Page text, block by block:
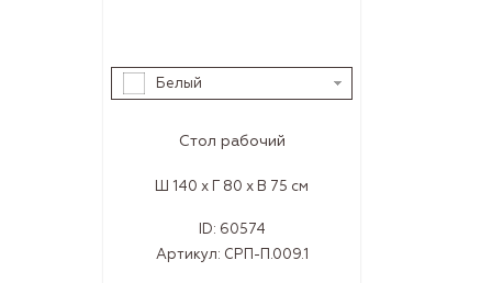
Белый
Стол рабочий
Ш 140 x Г 80 x В 75 см
ID: 60574
Артикул: СРП-П.009.1